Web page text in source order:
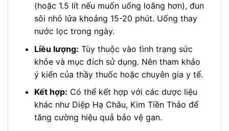
(hoặc 1.5 lít nếu muốn uống loãng hơn), đun
sôi nhỏ lửa khoảng 15-20 phút. Uống thay
nước lọc trong ngày.
Liều lượng: Tùy thuộc vào tình trạng sức
khỏe và mục đích sử dụng. Nên tham khảo
ý kiến của thầy thuốc hoặc chuyên gia y tế.
Kết hợp: Có thể kết hợp với các dược liệu
khác như Diệp Hạ Châu, Kim Tiền Thảo để
tăng cường hiệu quả bảo vệ gan.